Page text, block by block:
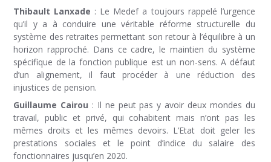
Thibault Lanxade : Le Medef a toujours rappelé l’urgence
qu’il y a à conduire une véritable réforme structurelle du
système des retraites permettant son retour à l’équilibre à un
horizon rapproché. Dans ce cadre, le maintien du système
spécifique de la fonction publique est un non-sens. A défaut
d’un alignement, il faut procéder à une réduction des
injustices de pension.
Guillaume Cairou : Il ne peut pas y avoir deux mondes du
travail, public et privé, qui cohabitent mais n’ont pas les
mêmes droits et les mêmes devoirs. L’Etat doit geler les
prestations sociales et le point d’indice du salaire des
fonctionnaires jusqu’en 2020.